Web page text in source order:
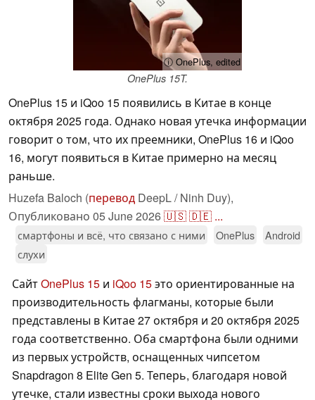
ⓘ OnePlus, edited
OnePlus 15T.
OnePlus 15 и iQoo 15 появились в Китае в конце
октября 2025 года. Однако новая утечка информации
говорит о том, что их преемники, OnePlus 16 и iQoo
16, могут появиться в Китае примерно на месяц
раньше.
Huzefa Baloch (перевод DeepL / Ninh Duy),
Опубликовано 05 June 2026🇺🇸🇩🇪 ...
смартфоны и всё, что связано с ними OnePlus
Android
слухи
СайтOnePlus 15 и iQoo 15это ориентированные на
производительность флагманы, которые были
представлены в Китае 27 октября и 20 октября 2025
года соответственно. Оба смартфона были одними
из первых устройств, оснащенных чипсетом
Snapdragon 8 Elite Gen 5. Теперь, благодаря новой
утечке, стали известны сроки выхода нового